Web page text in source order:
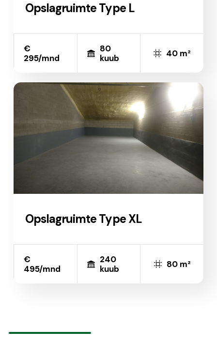
Opslagruimte Type L
€
295/mnd
80
kuub
40 m²
Opslagruimte Type XL
€
495/mnd
240
kuub
80 m²